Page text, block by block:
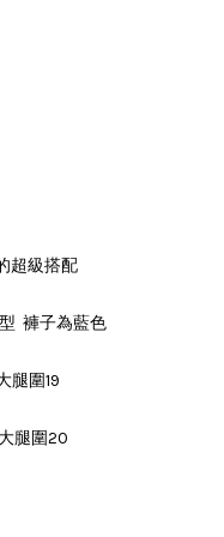
超級搭配
褲子為藍色
腿圍19
腿圍20